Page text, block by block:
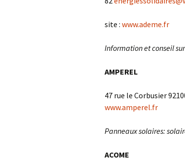
site : www.ademe.fr
Information et conseil
AMPEREL
47 rue le Corbusier
www.amperel.fr
Panneaux solaires:
ACOME